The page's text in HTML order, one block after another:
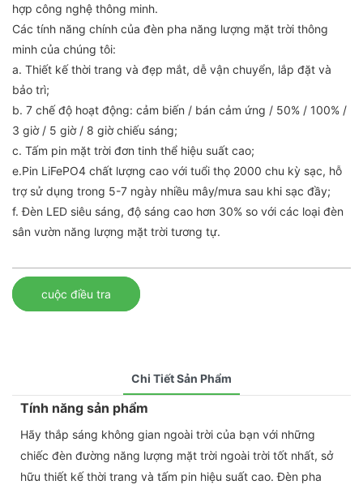
hợp công nghệ thông minh.
Các tính năng chính của đèn pha năng lượng mặt trời thông
minh của chúng tôi:
a. Thiết kế thời trang và đẹp mắt, dễ vận chuyển, lắp đặt và
bảo trì;
b. 7 chế độ hoạt động: cảm biến / bán cảm ứng / 50% / 100% /
3 giờ / 5 giờ / 8 giờ chiếu sáng;
c. Tấm pin mặt trời đơn tinh thể hiệu suất cao;
e.Pin LiFePO4 chất lượng cao với tuổi thọ 2000 chu kỳ sạc, hỗ
trợ sử dụng trong 5-7 ngày nhiều mây/mưa sau khi sạc đầy;
f. Đèn LED siêu sáng, độ sáng cao hơn 30% so với các loại đèn
sân vườn năng lượng mặt trời tương tự.
cuộc điều tra
Chi Tiết Sản Phẩm
Tính năng sản phẩm
Hãy thắp sáng không gian ngoài trời của bạn với những
chiếc đèn đường năng lượng mặt trời ngoài trời tốt nhất, sở
hữu thiết kế thời trang và tấm pin hiệu suất cao. Đèn pha